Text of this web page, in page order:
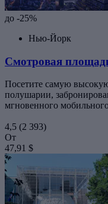
до -25%
Нью-Йорк
Смотровая
Посетите самую
полушарии,
мгновенного
4,5 (2 393)
От
47,91 $